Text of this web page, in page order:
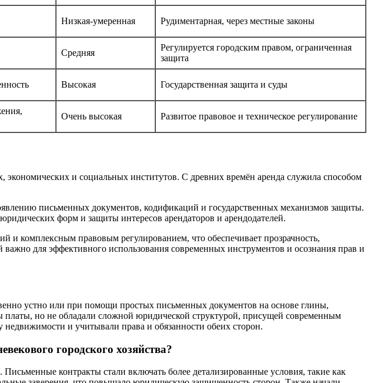
Низкая-умеренная Рудиментарная, через местные законы
Средняя
Регулируется городским правом, ограниченная
защита
Высокая Государственная защита и суды
Очень высокая Развитое правовое и техническое регулирование
экономических и социальных институтов. С древних времён аренда служила способом
письменных документов, кодификаций и государственных механизмов защиты.
форм и защиты интересов арендаторов и арендодателей.
и комплексным правовым регулированием, что обеспечивает прозрачность,
для эффективного использования современных инструментов и осознания прав и
устно или при помощи простых письменных документов на основе глины,
но не обладали сложной юридической структурой, присущей современным
и учитывали права и обязанности обеих сторон.
городского хозяйства?
контракты стали включать более детализированные условия, такие как